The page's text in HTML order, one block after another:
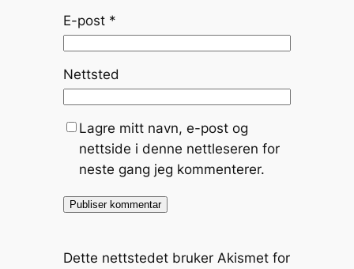
E-post *
Nettsted
Lagre mitt navn, e-post og
nettside i denne nettleseren for
neste gang jeg kommenterer.
Dette nettstedet bruker Akismet for